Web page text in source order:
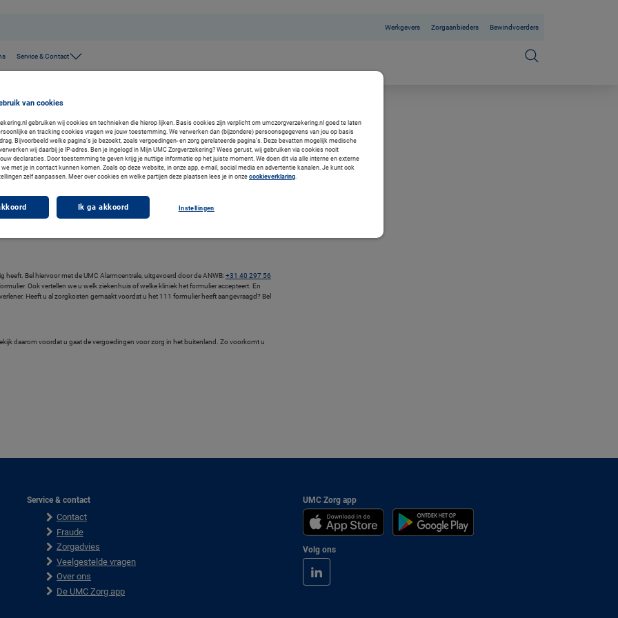
Werkgevers Zorgaanbieders Bewindvoerders
Service & Contact
hulp een 111 formulier nodig. Dit formulier regelt u op het moment dat u zorg
Bel hiervoor met de UMC Alarmcentrale, uitgevoerd door de ANWB:+31 40 297 56
Ook vertellen we u welk ziekenhuis of welke kliniek het formulier accepteert. En
Heeft u al zorgkosten gemaakt voordat u het 111 formulier heeft aangevraagd? Bel
daarom voordat u gaat de vergoedingen voor zorg in het buitenland. Zo voorkomt u
Service & contact
Contact
Fraude
Zorgadvies
Veelgestelde vragen
Over ons
De UMC Zorg app
UMC Zorg app
Volg ons
van cookies
gebruiken wij cookies en technieken die hierop lijken. Basis cookies zijn verplicht om umczorgverzekering.nl goed te laten
en tracking cookies vragen we jouw toestemming. We verwerken dan (bijzondere) persoonsgegevens van jou op basis
Bijvoorbeeld welke pagina’s je bezoekt, zoals vergoedingen- en zorg gerelateerde pagina’s. Deze bevatten mogelijk medische
wij daarbij je IP-adres. Ben je ingelogd in Mijn UMC Zorgverzekering? Wees gerust, wij gebruiken via cookies nooit
declaraties. Door toestemming te geven krijg je nuttige informatie op het juiste moment. We doen dit via alle interne en externe
met je in contact kunnen komen. Zoals op deze website, in onze app, e-mail, social media en advertentie kanalen. Je kunt ook
zelf aanpassen. Meer over cookies en welke partijen deze plaatsen lees je in onze cookieverklaring
Instellingen
Ik ga akkoord